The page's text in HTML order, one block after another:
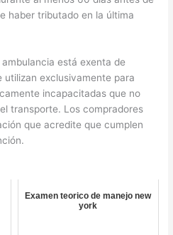
haber tributado en la última
está exenta de
utilizan exclusivamente para
incapacitadas que no
transporte. Los compradores
que acredite que cumplen
Examen teorico de manejo new
york